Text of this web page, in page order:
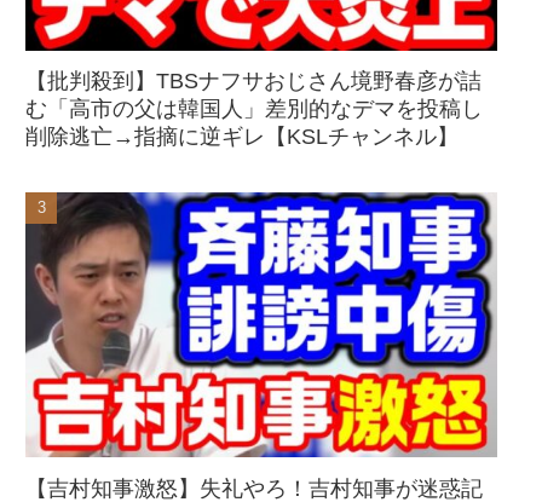
【批判殺到】TBSナフサおじさん境野春彦が詰
む「高市の父は韓国人」差別的なデマを投稿し
削除逃亡→指摘に逆ギレ【KSLチャンネル】
【吉村知事激怒】失礼やろ！吉村知事が迷惑記